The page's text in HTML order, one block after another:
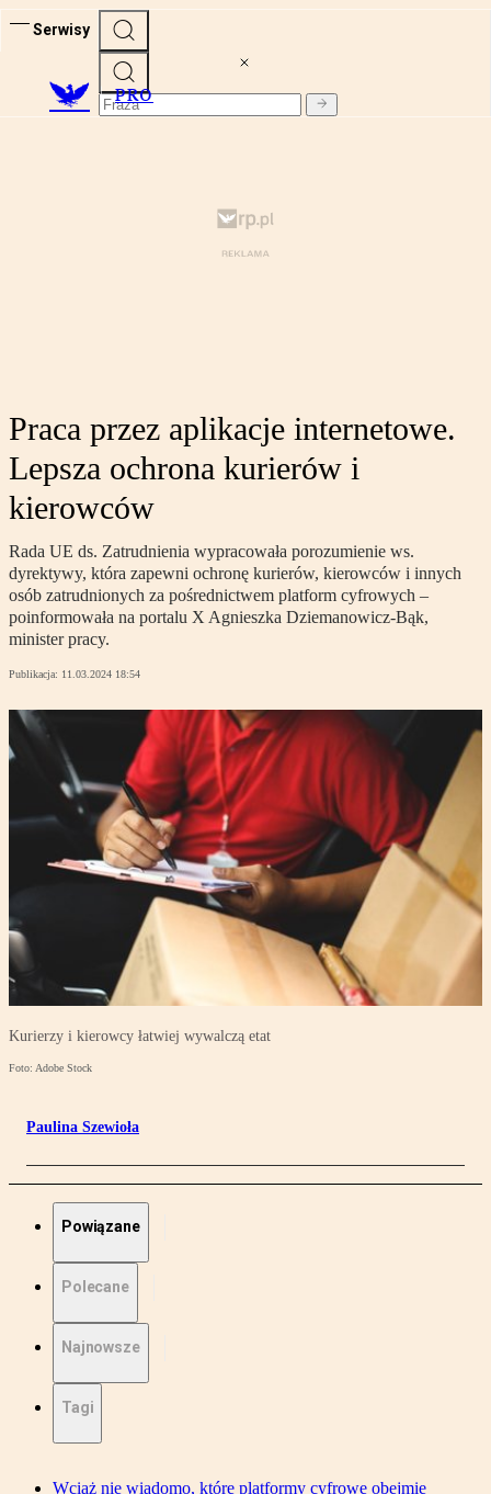
Serwisy
PRO
Praca przez aplikacje internetowe.
Lepsza ochrona kurierów i
kierowców
Rada UE ds. Zatrudnienia wypracowała porozumienie ws.
dyrektywy, która zapewni ochronę kurierów, kierowców i innych
osób zatrudnionych za pośrednictwem platform cyfrowych –
poinformowała na portalu X Agnieszka Dziemanowicz-Bąk,
minister pracy.
Publikacja: 11.03.2024 18:54
Kurierzy i kierowcy łatwiej wywalczą etat
Foto: Adobe Stock
Paulina Szewioła
Powiązane
Polecane
Najnowsze
Tagi
Wciąż nie wiadomo, które platformy cyfrowe obejmie